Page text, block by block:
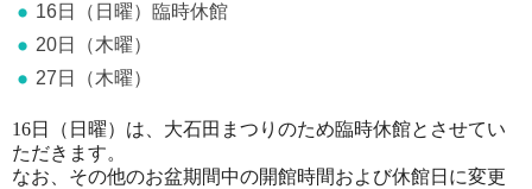
16日（日曜）臨時休館
20日（木曜）
27日（木曜）
16日（日曜）は、大石田まつりのため臨時休館とさせてい
ただきます。
なお、その他のお盆期間中の開館時間および休館日に変更